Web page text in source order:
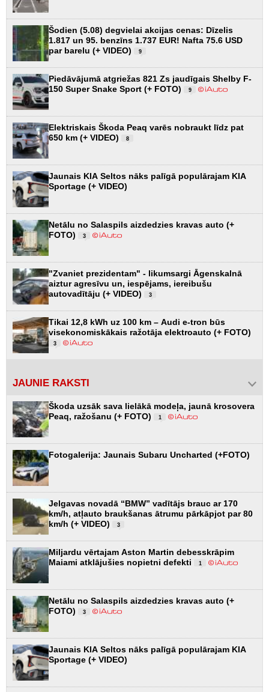
Šodien (5.08) degvielai akcijas cenas: Dīzelis
1.817 un 95. benzīns 1.737 EUR! Nafta 75.6 USD
par barelu (+ VIDEO)
9
Piedāvājumā atgriežas 821 Zs jaudīgais Shelby F-
150 Super Snake Sport (+ FOTO)
9
Elektriskais Škoda Peaq varēs nobraukt līdz pat
650 km (+ VIDEO)
8
Jaunais KIA Seltos nāks palīgā populārajam KIA
Sportage (+ VIDEO)
Netālu no Salaspils aizdedzies kravas auto (+
FOTO)
3
"Zvaniet prezidentam" - likumsargi Āgenskalnā
aiztur agresīvu un, iespējams, iereibušu
autovadītāju (+ VIDEO)
3
Tikai 12,8 kWh uz 100 km – Audi e-tron būs
visekonomiskākais ražotāja elektroauto (+ FOTO)
3
JAUNIE RAKSTI
Škoda uzsāk sava lielākā modeļa, jaunā krosovera
Peaq, ražošanu (+ FOTO)
1
Fotogalerija: Jaunais Subaru Uncharted (+FOTO)
Jelgavas novadā “BMW” vadītājs brauc ar 170
km/h, atļauto braukšanas ātrumu pārkāpjot par 80
km/h (+ VIDEO)
3
Miljardu vērtajam Aston Martin debesskrāpim
Maiami atklājušies nopietni defekti
1
Netālu no Salaspils aizdedzies kravas auto (+
FOTO)
3
Jaunais KIA Seltos nāks palīgā populārajam KIA
Sportage (+ VIDEO)